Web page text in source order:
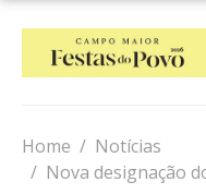
Home
Notícias
Nova designação dos agrupamentos